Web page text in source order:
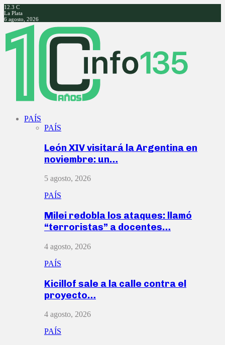
12.3 C
La Plata
6 agosto, 2026
Facebook
Twitter
Instagram
Youtube
PAÍS
PAÍS
León XIV visitará la Argentina en
noviembre: un…
5 agosto, 2026
PAÍS
Milei redobla los ataques: llamó
“terroristas” a docentes…
4 agosto, 2026
PAÍS
Kicillof sale a la calle contra el
proyecto…
4 agosto, 2026
PAÍS